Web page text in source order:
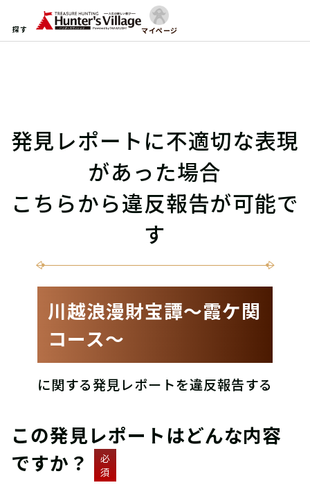
探す マイページ
発見レポートに不適切な表現
があった場合
こちらから違反報告が可能で
す
川越浪漫財宝譚〜霞ケ関
コース〜
に関する発見レポートを違反報告する
この発見レポートはどんな内容
ですか？
必
須